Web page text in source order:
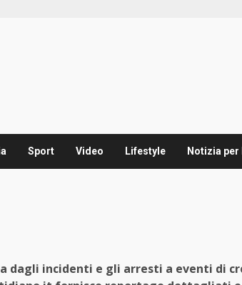
Sport Video Lifestyle Notizia
dagli incidenti e gli arresti a eventi di